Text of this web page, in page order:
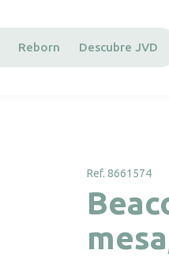
Reborn Descubre JVD
Ref. 8661574